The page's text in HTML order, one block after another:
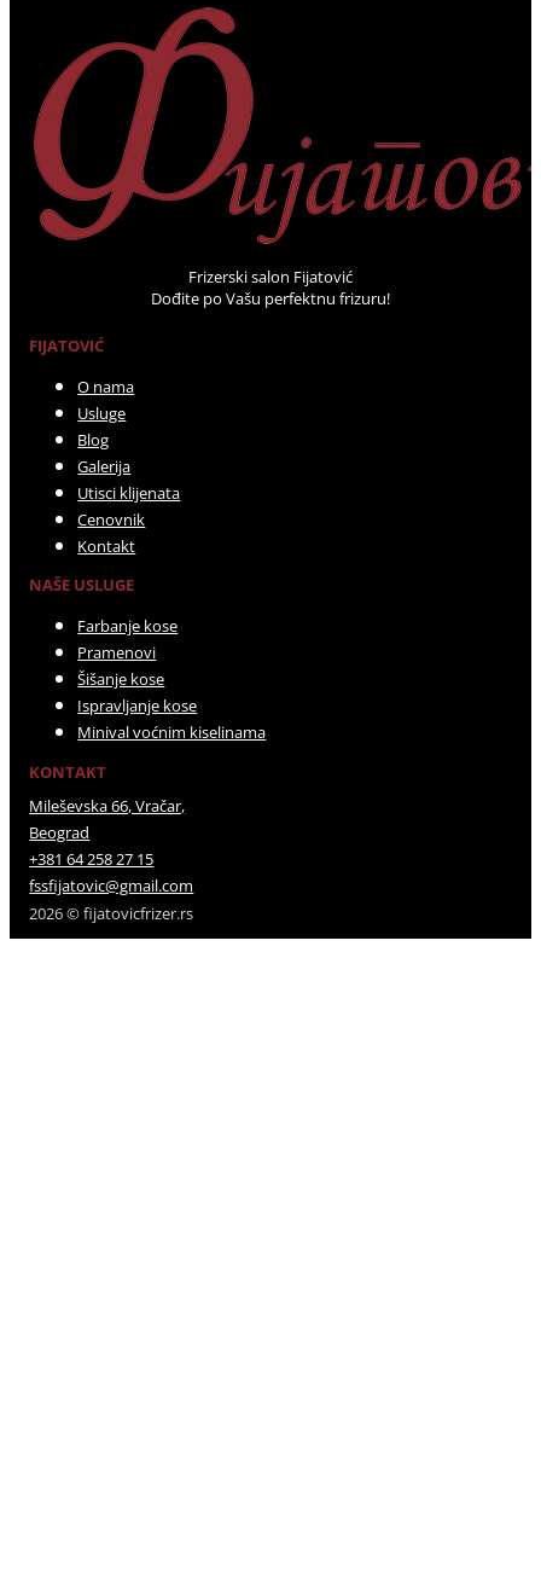
Frizerski salon Fijatović
Dođite po Vašu perfektnu frizuru!
FIJATOVIĆ
O nama
Usluge
Blog
Galerija
Utisci klijenata
Cenovnik
Kontakt
NAŠE USLUGE
Farbanje kose
Pramenovi
Šišanje kose
Ispravljanje kose
Minival voćnim kiselinama
KONTAKT
Mileševska 66, Vračar,
Beograd
+381 64 258 27 15
fssfijatovic@gmail.com
2026 © fijatovicfrizer.rs